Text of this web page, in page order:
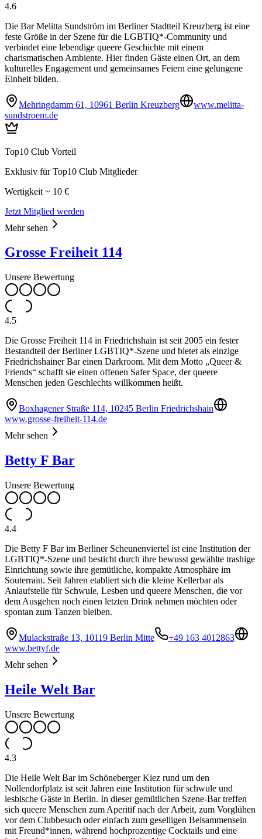
4.6
Die Bar Melitta Sundström im Berliner Stadtteil Kreuzberg ist eine
feste Größe in der Szene für die LGBTIQ*-Community und
verbindet eine lebendige queere Geschichte mit einem
charismatischen Ambiente. Hier finden Gäste einen Ort, an dem
kulturelles Engagement und gemeinsames Feiern eine gelungene
Einheit bilden.
Mehringdamm 61, 10961 Berlin Kreuzberg
www.melitta-
sundstroem.de
Top10 Club Vorteil
Exklusiv für Top10 Club Mitglieder
Wertigkeit ~ 10 €
Jetzt Mitglied werden
Mehr sehen
Grosse Freiheit 114
Unsere Bewertung
4.5
Die Grosse Freiheit 114 in Friedrichshain ist seit 2005 ein fester
Bestandteil der Berliner LGBTIQ*-Szene und bietet als einzige
Friedrichshainer Bar einen Darkroom. Mit dem Motto „Queer &
Friends“ schafft sie einen offenen Safer Space, der queere
Menschen jeden Geschlechts willkommen heißt.
Boxhagener Straße 114, 10245 Berlin Friedrichshain
www.grosse-freiheit-114.de
Mehr sehen
Betty F Bar
Unsere Bewertung
4.4
Die Betty F Bar im Berliner Scheunenviertel ist eine Institution der
LGBTIQ*-Szene und besticht durch ihre bewusst gewählte trashige
Einrichtung sowie ihre gemütliche, kompakte Atmosphäre im
Souterrain. Seit Jahren etabliert sich die kleine Kellerbar als
Anlaufstelle für Schwule, Lesben und queere Menschen, die vor
dem Ausgehen noch einen letzten Drink nehmen möchten oder
spontan zum Tanzen bleiben.
Mulackstraße 13, 10119 Berlin Mitte
+49 163 4012863
www.bettyf.de
Mehr sehen
Heile Welt Bar
Unsere Bewertung
4.3
Die Heile Welt Bar im Schöneberger Kiez rund um den
Nollendorfplatz ist seit Jahren eine Institution für schwule und
lesbische Gäste in Berlin. In dieser gemütlichen Szene-Bar treffen
sich queere Menschen zum Aperitif nach der Arbeit, zum Vorglühen
vor dem Clubbesuch oder einfach zum geselligen Beisammensein
mit Freund*innen, während hochprozentige Cocktails und eine